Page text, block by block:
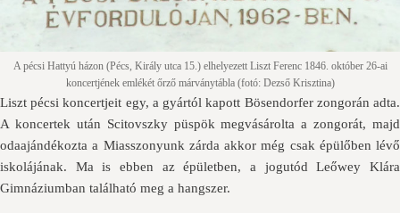
A pécsi Hattyú házon (Pécs, Király utca 15.) elhelyezett Liszt Ferenc 1846. október 26-ai
koncertjének emlékét őrző márványtábla (fotó: Dezső Krisztina)
Liszt pécsi koncertjeit egy, a gyártól kapott Bösendorfer zongorán adta.
A koncertek után Scitovszky püspök megvásárolta a zongorát, majd
odaajándékozta a Miasszonyunk zárda akkor még csak épülőben lévő
iskolájának. Ma is ebben az épületben, a jogutód Leőwey Klára
Gimnáziumban található meg a hangszer.